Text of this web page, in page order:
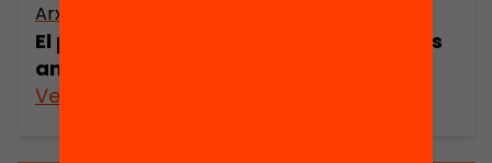
Arxiu
El paper dels experts en els moviments
ambientalistes a Catalunya
Veure’n més